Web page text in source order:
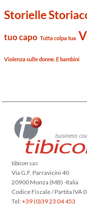
Storielle
tuo capo Tutta colpa tua
Violenza sulle donne. E bambini
tibicon sas
Via G.F. Parravicini 40
20900 Monza (MB) -Italia
Codice Fiscale / Partita IVA
Tel:+39 (0)39 23 04 453